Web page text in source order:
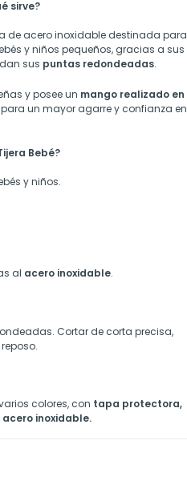
sirve?
de acero inoxidable destinada para
y niños pequeños, gracias a sus
sus puntas redondeadas.
y posee un mango realizado en
para un mayor agarre y confianza en
Bebé?
y niños.
al acero inoxidable.
Cortar de corta precisa,
colores, con tapa protectora,
inoxidable.